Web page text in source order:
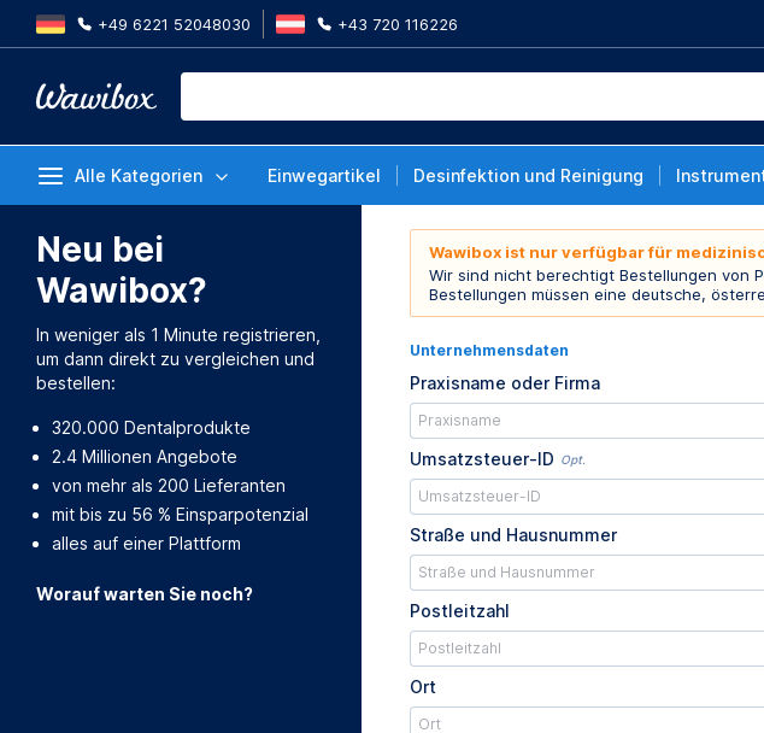
+49 6221 52048030 +43 720 116226
Alle Kategorien Einwegartikel Desinfektion und Reinigung
Neu bei
Wawibox?
In weniger als 1 Minute registrieren,
um dann direkt zu vergleichen und
bestellen:
320.000 Dentalprodukte
2.4 Millionen Angebote
von mehr als 200 Lieferanten
mit bis zu 56 % Einsparpotenzial
alles auf einer Plattform
Worauf warten Sie noch?
Wawibox ist nur verfügbar für
Wir sind nicht berechtigt Bestellungen von
Bestellungen müssen eine deutsche,
Unternehmensdaten
Praxisname oder Firma
Umsatzsteuer-ID Opt.
Straße und Hausnummer
Postleitzahl
Ort